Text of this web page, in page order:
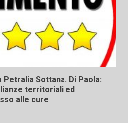
Petralia Sottana. Di Paola:
territoriali ed
alle cure